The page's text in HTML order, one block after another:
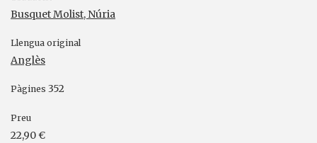
Busquet Molist, Núria
Llengua original
Anglès
Pàgines 352
Preu
22,90 €